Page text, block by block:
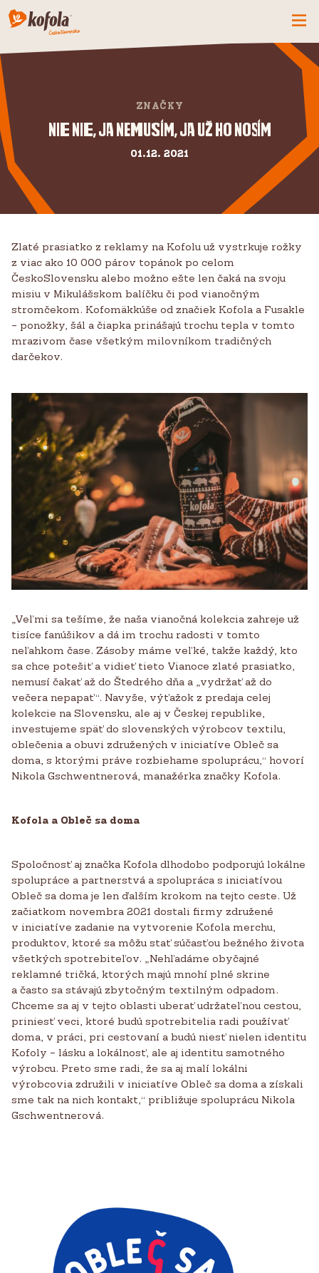
KOFOLA
PRODUKTY
KONTAKTY
CZ SK EN
ZNAČKY
Nie nie, ja nemusím, ja už ho nosím
01.12. 2021
Zlaté prasiatko z reklamy na Kofolu už vystrkuje rožky
z viac ako 10 000 párov topánok po celom
ČeskoSlovensku alebo možno ešte len čaká na svoju
misiu v Mikulášskom balíčku či pod vianočným
stromčekom. Kofomäkkúše od značiek Kofola a Fusakle
– ponožky, šál a čiapka prinášajú trochu tepla v tomto
mrazivom čase všetkým milovníkom tradičných
darčekov.
„Veľmi sa tešíme, že naša vianočná kolekcia zahreje už
tisíce fanúšikov a dá im trochu radosti v tomto
neľahkom čase. Zásoby máme veľké, takže každý, kto
sa chce potešiť a vidieť tieto Vianoce zlaté prasiatko,
nemusí čakať až do Štedrého dňa a „vydržať až do
večera nepapať“. Navyše, výťažok z predaja celej
kolekcie na Slovensku, ale aj v Českej republike,
investujeme späť do slovenských výrobcov textilu,
oblečenia a obuvi združených v iniciatíve Obleč sa
doma, s ktorými práve rozbiehame spoluprácu,“ hovorí
Nikola Gschwentnerová, manažérka značky Kofola.
Kofola a Obleč sa doma
Spoločnosť aj značka Kofola dlhodobo podporujú lokálne
spolupráce a partnerstvá a spolupráca s iniciatívou
Obleč sa doma je len ďalším krokom na tejto ceste. Už
začiatkom novembra 2021 dostali firmy združené
v iniciatíve zadanie na vytvorenie Kofola merchu,
produktov, ktoré sa môžu stať súčasťou bežného života
všetkých spotrebiteľov. „Nehľadáme obyčajné
reklamné tričká, ktorých majú mnohí plné skrine
a často sa stávajú zbytočným textilným odpadom.
Chceme sa aj v tejto oblasti uberať udržateľnou cestou,
priniesť veci, ktoré budú spotrebitelia radi používať
doma, v práci, pri cestovaní a budú niesť nielen identitu
Kofoly – lásku a lokálnosť, ale aj identitu samotného
výrobcu. Preto sme radi, že sa aj malí lokálni
výrobcovia združili v iniciatíve Obleč sa doma a získali
sme tak na nich kontakt,“ približuje spoluprácu Nikola
Gschwentnerová.